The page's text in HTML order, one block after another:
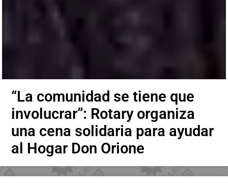
“La comunidad se tiene que
involucrar”: Rotary organiza
una cena solidaria para ayudar
al Hogar Don Orione